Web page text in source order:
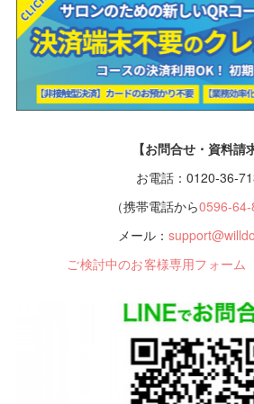
【お問合せ・資料請
お電話：0120-36-
（携帯電話から0596-
メール：
ご検討中のお客様専用フォーム